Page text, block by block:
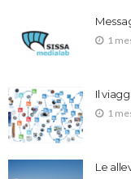
1
Il
1
Le